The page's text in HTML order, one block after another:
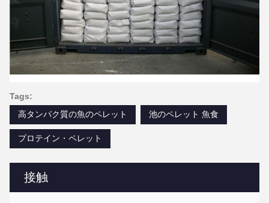
接触
Tags:
高タンパク質の魚のペレット
池のペレット 魚食
プロテイン・ペレット